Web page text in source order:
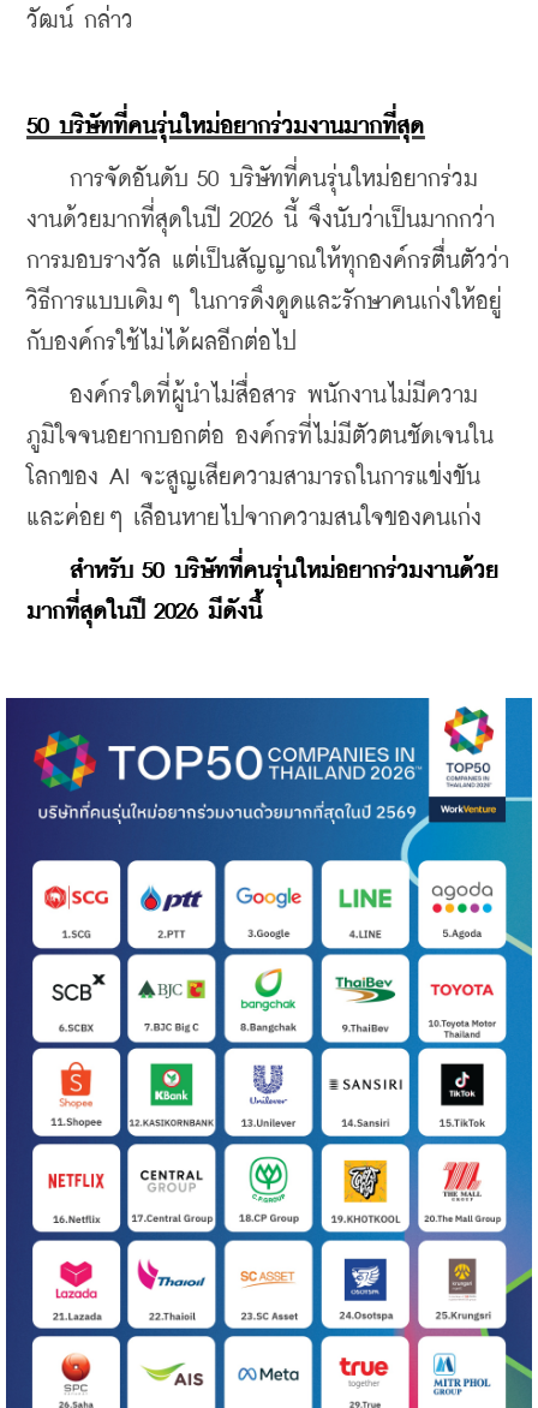
วัฒน์ กล่าว
50 บริษัทที่คนรุ่นใหม่อยากร่วมงานมากที่สุด
การจัดอันดับ 50 บริษัทที่คนรุ่นใหม่อยากร่วม
งานด้วยมากที่สุดในปี 2026 นี้ จึงนับว่าเป็นมากกว่า
การมอบรางวัล แต่เป็นสัญญาณให้ทุกองค์กรตื่นตัวว่า
วิธีการแบบเดิมๆ ในการดึงดูดและรักษาคนเก่งให้อยู่
กับองค์กรใช้ไม่ได้ผลอีกต่อไป
องค์กรใดที่ผู้นำไม่สื่อสาร พนักงานไม่มีความ
ภูมิใจจนอยากบอกต่อ องค์กรที่ไม่มีตัวตนชัดเจนใน
โลกของ AI จะสูญเสียความสามารถในการแข่งขัน
และค่อยๆ เลือนหายไปจากความสนใจของคนเก่ง
สำหรับ 50 บริษัทที่คนรุ่นใหม่อยากร่วมงานด้วย
มากที่สุดในปี 2026 มีดังนึ้